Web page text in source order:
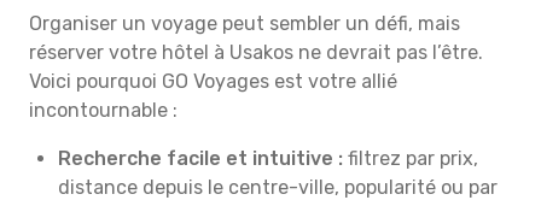
Organiser un voyage peut sembler un défi, mais
réserver votre hôtel à Usakos ne devrait pas l’être.
Voici pourquoi GO Voyages est votre allié
incontournable :
Recherche facile et intuitive : filtrez par prix,
distance depuis le centre-ville, popularité ou par